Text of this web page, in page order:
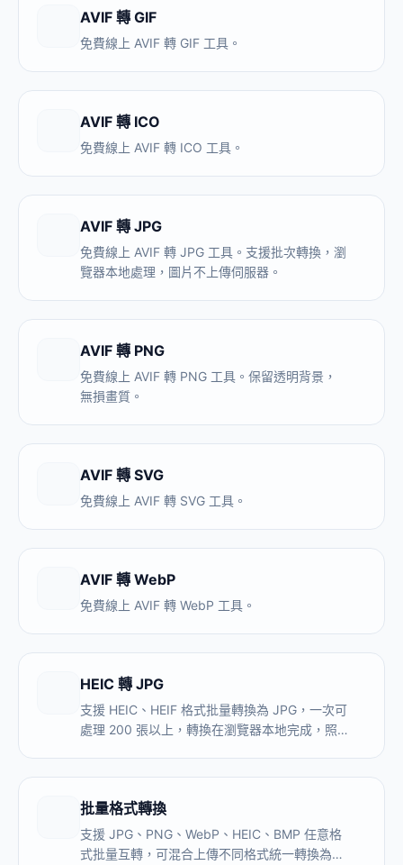
AVIF 轉 GIF
免費線上 AVIF 轉 GIF 工具。
AVIF 轉 ICO
免費線上 AVIF 轉 ICO 工具。
AVIF 轉 JPG
免費線上 AVIF 轉 JPG 工具。支援批次轉換，瀏
覽器本地處理，圖片不上傳伺服器。
AVIF 轉 PNG
免費線上 AVIF 轉 PNG 工具。保留透明背景，
無損畫質。
AVIF 轉 SVG
免費線上 AVIF 轉 SVG 工具。
AVIF 轉 WebP
免費線上 AVIF 轉 WebP 工具。
HEIC 轉 JPG
支援 HEIC、HEIF 格式批量轉換為 JPG，一次可
處理 200 張以上，轉換在瀏覽器本地完成，照
批量格式轉換
支援 JPG、PNG、WebP、HEIC、BMP 任意格
式批量互轉，可混合上傳不同格式統一轉換為目